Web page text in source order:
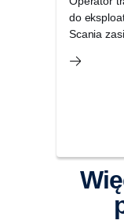
do
Scania
Więcej informacji